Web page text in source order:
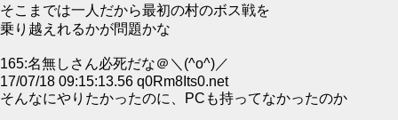
そこまでは一人だから最初の村のボス戦を
乗り越えれるかが問題かな
165:名無しさん必死だな＠＼(^o^)／
17/07/18 09:15:13.56 q0Rm8Its0.net
そんなにやりたかったのに、PCも持ってなかったのか